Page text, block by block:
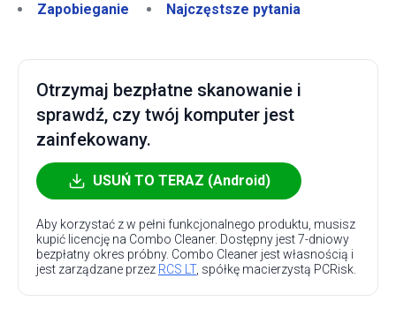
Zapobieganie
Najczęstsze pytania
Otrzymaj bezpłatne skanowanie i
sprawdź, czy twój komputer jest
zainfekowany.
USUŃ TO TERAZ (Android)
Aby korzystać z w pełni funkcjonalnego produktu, musisz
kupić licencję na Combo Cleaner. Dostępny jest 7-dniowy
bezpłatny okres próbny. Combo Cleaner jest własnością i
jest zarządzane przez RCS LT, spółkę macierzystą PCRisk.